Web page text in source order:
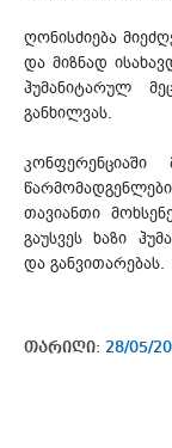
ღონისძიება
და მიზნად
ჰუმანიტარულ
განხილვას.
თავიანთი
გაუსვეს ხაზი
და განვითარებას.
თარიღი: 28/05/